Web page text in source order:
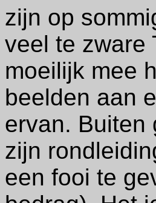
zijn op
veel te zware
moeilijk mee
beelden aan
ervan. Buiten
zijn
een fooi te